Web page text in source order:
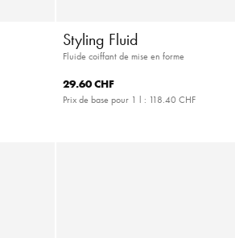
Styling Fluid
Fluide coiffant de mise en forme
29.60 CHF
Prix de base pour 1 l : 118.40 CHF